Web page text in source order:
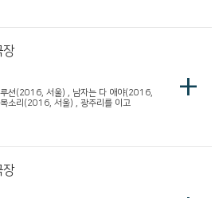
장
+
션(2016, 서울) , 남자는 다 애야(2016,
소리(2016, 서울) , 광주리를 이고
장